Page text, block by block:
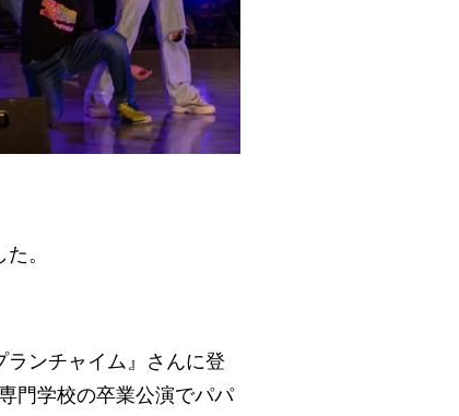
。
ンチャイム』さんに登
門学校の卒業公演でパパ